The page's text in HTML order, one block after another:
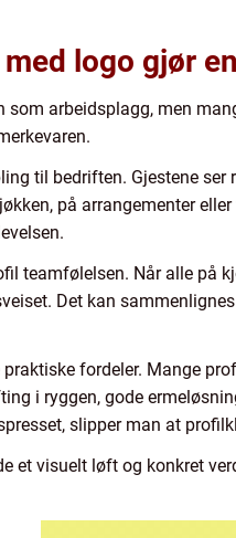
logo gjør
som arbeidsplagg, men
til bedriften. Gjestene
på arrangementer
teamfølelsen. Når alle på
Det kan
fordeler. Mange
i ryggen, gode
slipper man at
et visuelt løft og konkret